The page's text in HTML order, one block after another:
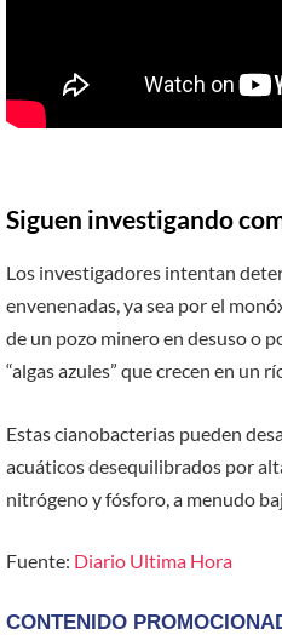
Siguen investigando
Los investigadores intentan
envenenadas, ya sea por el
de un pozo minero en desuso o
“algas azules” que crecen en un
Estas cianobacterias pueden
acuáticos desequilibrados por
nitrógeno y fósforo, a menudo
Fuente: Diario Ultima Hora